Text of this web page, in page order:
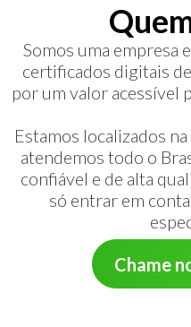
Somos uma empresa
certificados digitais
por um valor acessível
Estamos localizados na
atendemos todo o
confiável e de alta
só entrar em
Chame